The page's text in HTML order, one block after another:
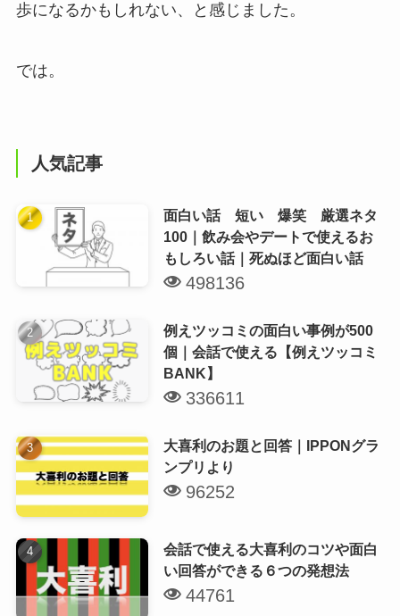
歩になるかもしれない、と感じました。
では。
人気記事
面白い話 短い 爆笑 厳選ネタ
100｜飲み会やデートで使えるお
もしろい話｜死ぬほど面白い話
498136
例えツッコミの面白い事例が500
個｜会話で使える【例えツッコミ
BANK】
336611
大喜利のお題と回答｜IPPONグラ
ンプリより
96252
会話で使える大喜利のコツや面白
い回答ができる６つの発想法
44761